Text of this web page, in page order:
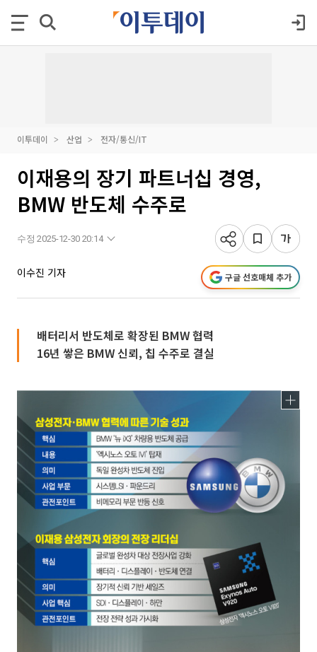
이투데이 산업 전자/통신/IT
이재용의 장기 파트너십 경영,
BMW 반도체 수주로
수정 2025-12-30 20:14
이수진 기자 구글 선호매체 추가
배터리서 반도체로 확장된 BMW 협력
16년 쌓은 BMW 신뢰, 칩 수주로 결실